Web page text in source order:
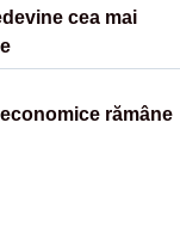
cea mai
rămâne